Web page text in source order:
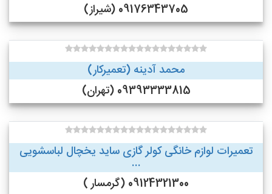
09176343705 (شیراز)
محمد آدینه (تعمیرکار)
09393333815 (تهران)
تعمیرات لوازم خانگی کولر گازی ساید یخچال لباسشویی
...
09124321300 (گرمسار )